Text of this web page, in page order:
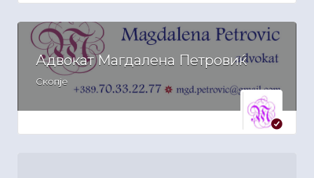
Адвокат Магдалена Петровиќ
Скопје